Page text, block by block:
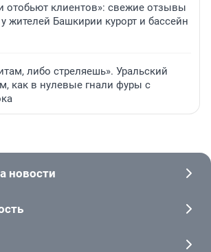
отобьют клиентов»: свежие отзывы
жителей Башкирии курорт и бассейн
либо стреляешь». Уральский
как в нулевые гнали фуры с
новости